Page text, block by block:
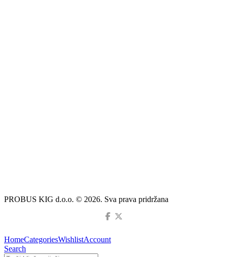
PROBUS KIG d.o.o. © 2026. Sva prava pridržana
HomeCategoriesWishlistAccount
Search